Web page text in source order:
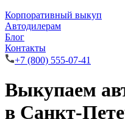
Корпоративный выкуп
Автодилерам
Блог
Контакты
+7 (800) 555-07-41
Выкупаем
в Санкт-